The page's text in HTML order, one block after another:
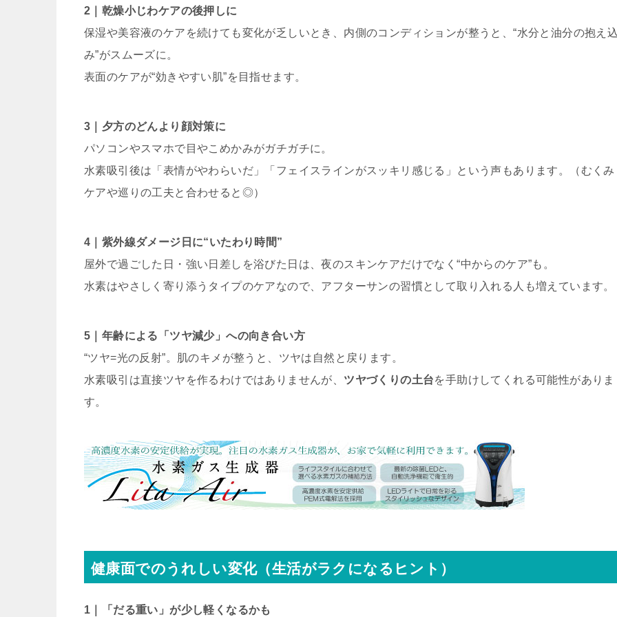
2｜乾燥小じわケアの後押しに
保湿や美容液のケアを続けても変化が乏しいとき、内側のコンディションが整うと、“水分と油分の抱え
み”がスムーズに。
表面のケアが“効きやすい肌”を目指せます。
3｜夕方のどんより顔対策に
パソコンやスマホで目やこめかみがガチガチに。
水素吸引後は「表情がやわらいだ」「フェイスラインがスッキリ感じる」という声もあります。（むくみ
ケアや巡りの工夫と合わせると◎）
4｜紫外線ダメージ日に“いたわり時間”
屋外で過ごした日・強い日差しを浴びた日は、夜のスキンケアだけでなく“中からのケア”も。
水素はやさしく寄り添うタイプのケアなので、アフターサンの習慣として取り入れる人も増えています。
5｜年齢による「ツヤ減少」への向き合い方
“ツヤ=光の反射”。肌のキメが整うと、ツヤは自然と戻ります。
水素吸引は直接ツヤを作るわけではありませんが、 ツヤづくりの土台を手助けしてくれる可能性がありま
す。
健康面でのうれしい変化（生活がラクになるヒント）
1｜「だる重い」が少し軽くなるかも